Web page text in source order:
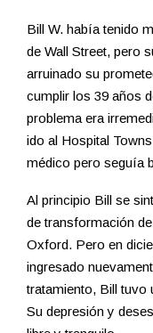
Bill W. había tenido
de Wall Street, pero
arruinado su
cumplir los 39 años
problema era
ido al Hospital
médico pero seguía
Al principio Bill se
de transformación
Oxford. Pero en
ingresado
tratamiento, Bill tuvo
Su depresión y